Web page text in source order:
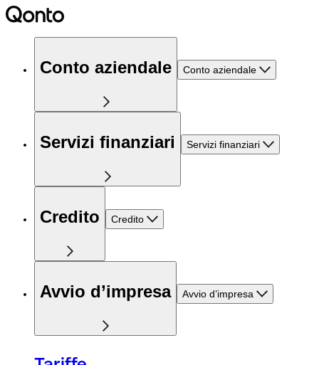
Conto aziendale Conto aziendale
Servizi finanziari Servizi finanziari
Credito Credito
Avvio d’impresa Avvio d’impresa